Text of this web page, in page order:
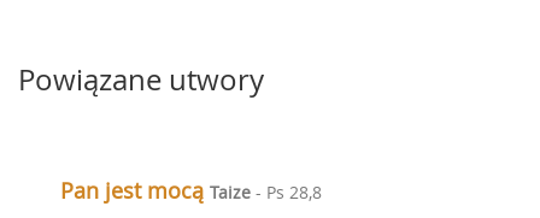
Powiązane utwory
Pan jest mocą Taize - Ps 28,8